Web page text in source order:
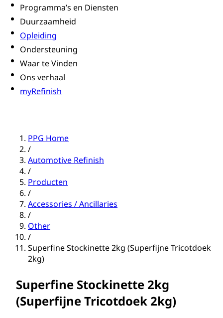
Programma’s en Diensten
Duurzaamheid
Opleiding
Ondersteuning
Waar te Vinden
Ons verhaal
myRefinish
PPG Home
/
Automotive Refinish
/
Producten
/
Accessories / Ancillaries
/
Other
/
Superfine Stockinette 2kg (Superfijne Tricotdoek
2kg)
Superfine Stockinette 2kg
(Superfijne Tricotdoek 2kg)